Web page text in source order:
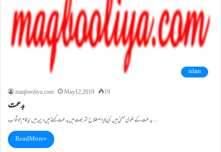
islam
maqbooliya.com
May 12, 2019 19
بدعت
بدعت کے لغوی معنی ہیں نئی چیزاصطلاح شریعت میں بدعت کہتے ہیں دین میں نیا کام جو ثواب…
Read More »